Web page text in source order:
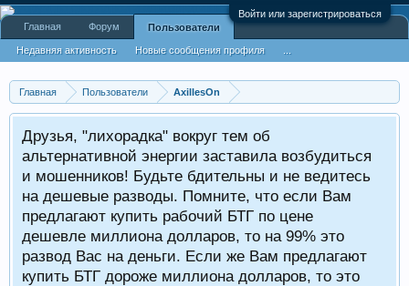
Войти или зарегистрироваться
Главная Пользователи AxillesOn
Друзья, "лихорадка" вокруг тем об
альтернативной энергии заставила возбудиться
и мошенников! Будьте бдительны и не ведитесь
на дешевые разводы. Помните, что если Вам
предлагают купить рабочий БТГ по цене
дешевле миллиона долларов, то на 99% это
развод Вас на деньги. Если же Вам предлагают
купить БТГ дороже миллиона долларов, то это
Главная Форум Пользователи
Недавняя активность Новые сообщения профиля